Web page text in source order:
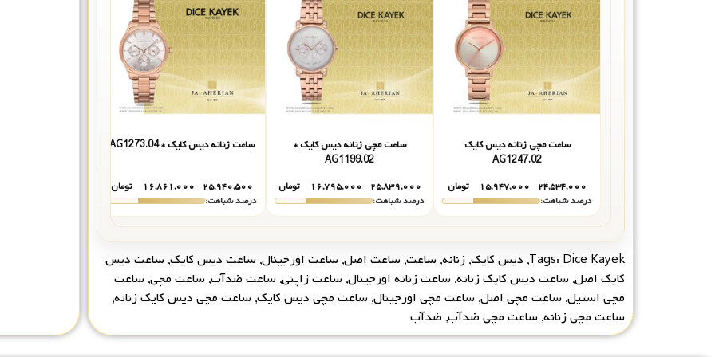
ساعت مچی زنانه دیس کایک
AG1247.02
۲۴,۵۳۴,۰۰۰ ۱۵,۹۴۷,۰۰۰
تومان
درصد شباهت:
ساعت مچی زنانه دیس کایک *
AG1199.02
۲۵,۸۳۹,۰۰۰ ۱۶,۷۹۵,۰۰۰
تومان
درصد شباهت:
ساعت زنانه دیس کایک * AG1273.04
۲۵,۹۴۰,۵۰۰ ۱۶,۸۶۱,۰۰۰
تومان
درصد شباهت:
Tags: Dice Kayek
, دیس کایک, زنانه, ساعت, ساعت اصل, ساعت اورجینال, ساعت دیس کایک, ساعت دیس
کایک اصل, ساعت دیس کایک زنانه, ساعت زنانه اورجینال, ساعت ژاپنی, ساعت ضدآب, ساعت مچی, ساعت
مچی استیل, ساعت مچی اصل, ساعت مچی اورجینال, ساعت مچی دیس کایک, ساعت مچی دیس کایک زنانه,
ساعت مچی زنانه, ساعت مچی ضدآب, ضدآب